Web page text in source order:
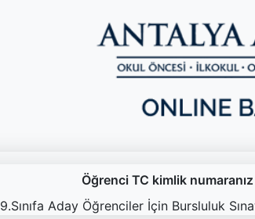
Öğrenci TC kimlik
9.Sınıfa Aday Öğrenciler İçin Bursluluk